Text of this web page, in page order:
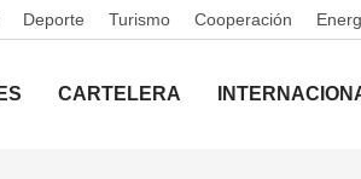
Deporte Turismo Cooperación
CARTELERA